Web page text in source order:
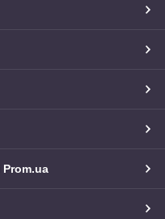
Prom.ua